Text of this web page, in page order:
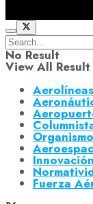
No Result
View All Result
Aerolíneas
Innovación
Fuerza